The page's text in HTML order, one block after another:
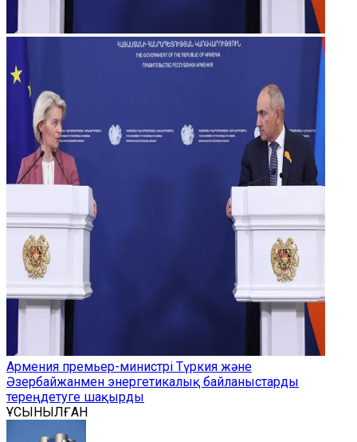
Армения премьер-министрі Түркия және
Әзербайжанмен энергетикалық байланыстарды
тереңдетуге шақырды
ҰСЫНЫЛҒАН